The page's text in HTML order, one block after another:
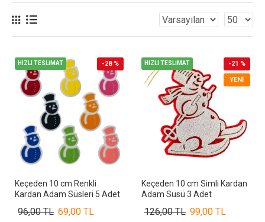
HIZLI TESLİMAT -28 %
Keçeden 10 cm Renkli
Kardan Adam Süsleri 5 Adet
69,00 TL
96,00 TL
HIZLI TESLİMAT
YENI
-21 %
Keçeden 10 cm Simli Kardan
Adam Süsü 3 Adet
99,00 TL
126,00 TL